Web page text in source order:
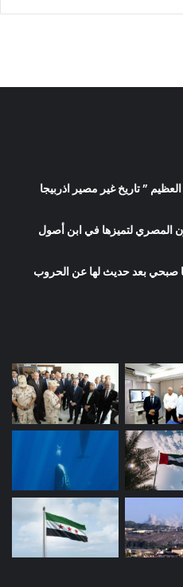
” تاريخ غير مصير اذربيجا
المصري لتميزها في ابن أصول
صبحي بعد حديث لها عن الحروب